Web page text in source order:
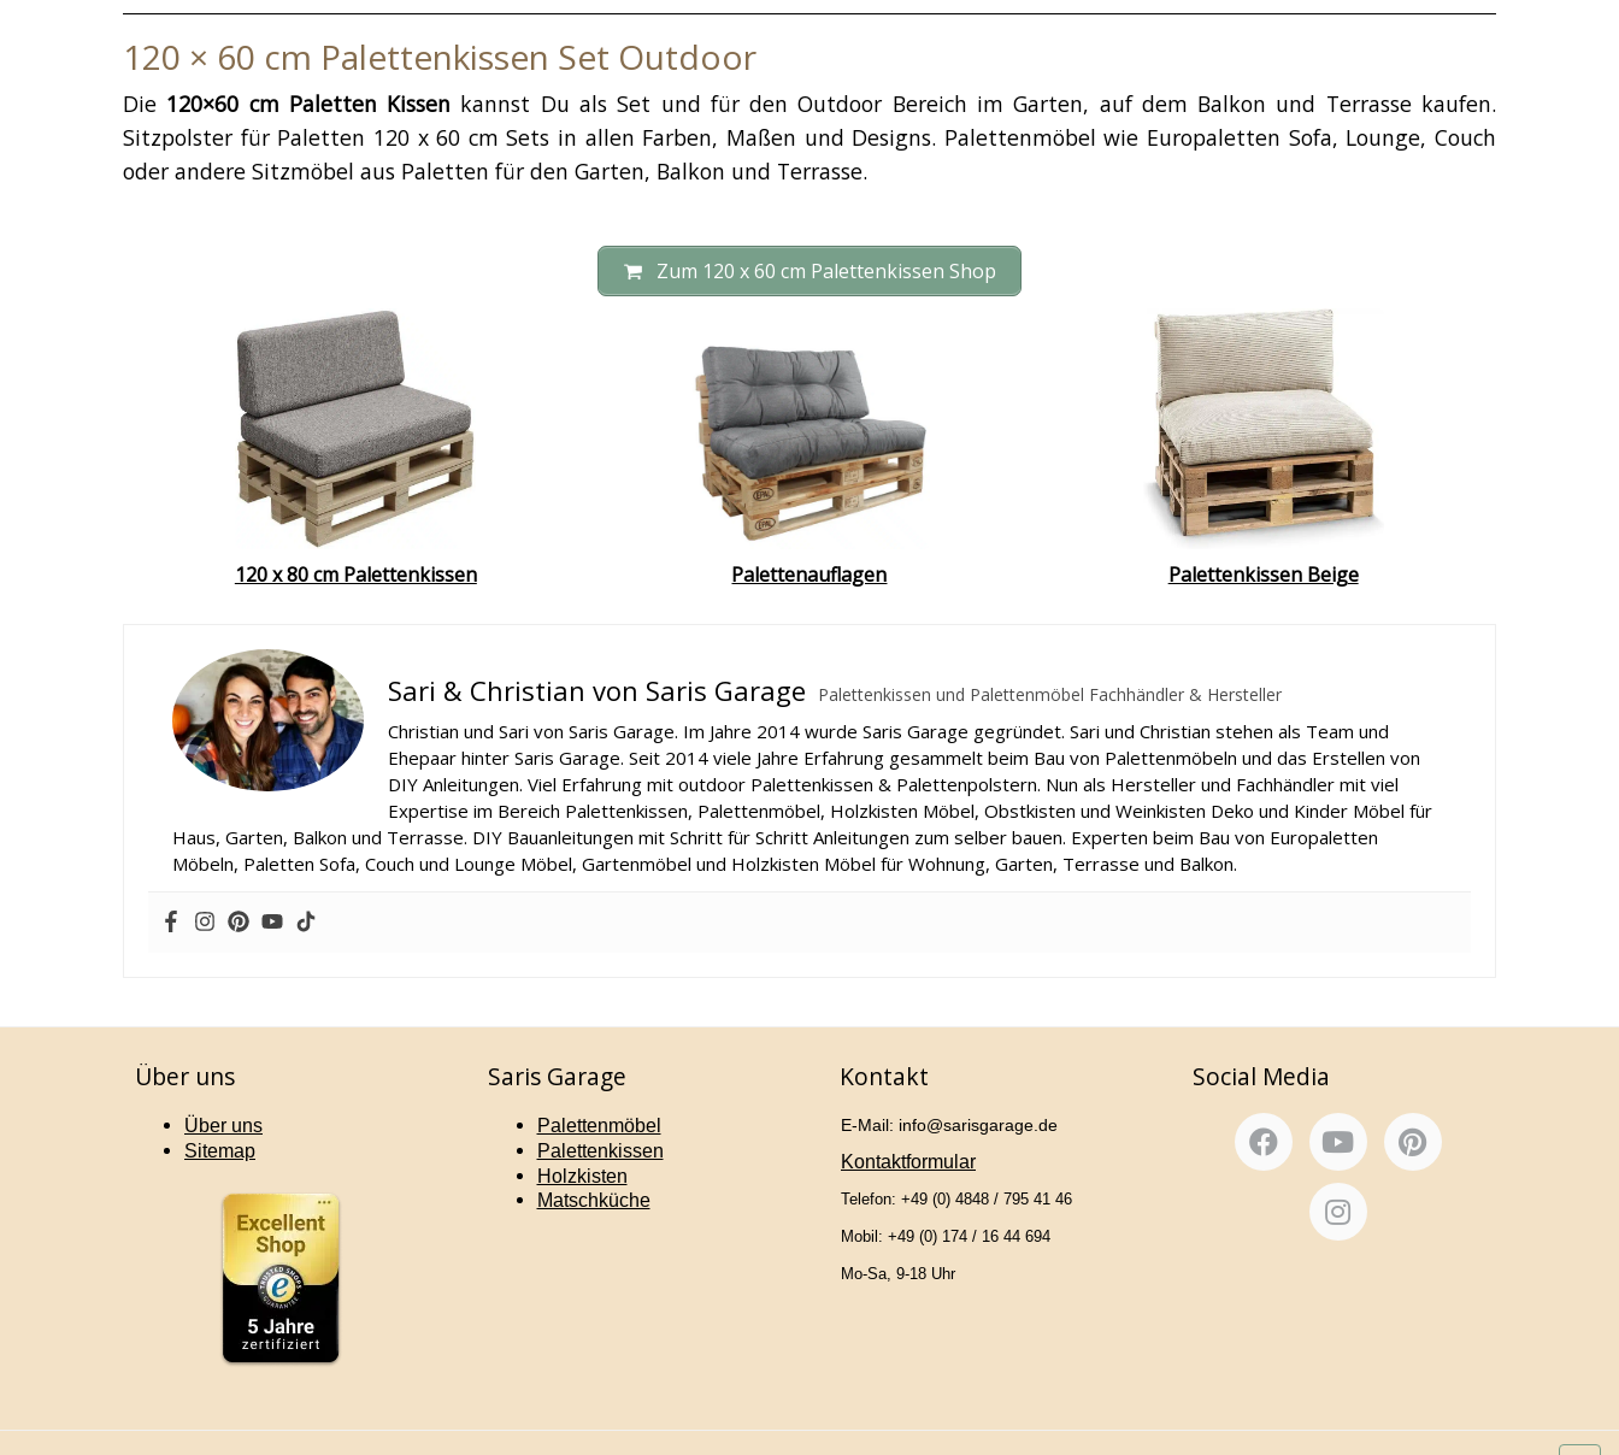
120 × 60 cm Palettenkissen Set Outdoor
Die 120×60 cm Paletten Kissen kannst Du als Set und für den Outdoor Bereich im Garten, auf dem Balkon und Terrasse kaufen.
Sitzpolster für Paletten 120 x 60 cm Sets in allen Farben, Maßen und Designs. Palettenmöbel wie Europaletten Sofa, Lounge, Couch
oder andere Sitzmöbel aus Paletten für den Garten, Balkon und Terrasse.
Zum 120 x 60 cm Palettenkissen Shop
120 x 80 cm Palettenkissen Palettenauflagen Palettenkissen Beige
Sari & Christian von Saris Garage Palettenkissen und Palettenmöbel Fachhändler & Hersteller
Christian und Sari von Saris Garage. Im Jahre 2014 wurde Saris Garage gegründet. Sari und Christian stehen als Team und
Ehepaar hinter Saris Garage. Seit 2014 viele Jahre Erfahrung gesammelt beim Bau von Palettenmöbeln und das Erstellen von
DIY Anleitungen. Viel Erfahrung mit outdoor Palettenkissen & Palettenpolstern. Nun als Hersteller und Fachhändler mit viel
Expertise im Bereich Palettenkissen, Palettenmöbel, Holzkisten Möbel, Obstkisten und Weinkisten Deko und Kinder Möbel für
Haus, Garten, Balkon und Terrasse. DIY Bauanleitungen mit Schritt für Schritt Anleitungen zum selber bauen. Experten beim Bau von Europaletten
Möbeln, Paletten Sofa, Couch und Lounge Möbel, Gartenmöbel und Holzkisten Möbel für Wohnung, Garten, Terrasse und Balkon.
Über uns
Über uns
Sitemap
Saris Garage
Palettenmöbel
Palettenkissen
Holzkisten
Matschküche
Kontakt
E-Mail: info@sarisgarage.de
Kontaktformular
Telefon: +49 (0) 4848 / 795 41 46
Mobil: +49 (0) 174 / 16 44 694
Mo-Sa, 9-18 Uhr
Social Media